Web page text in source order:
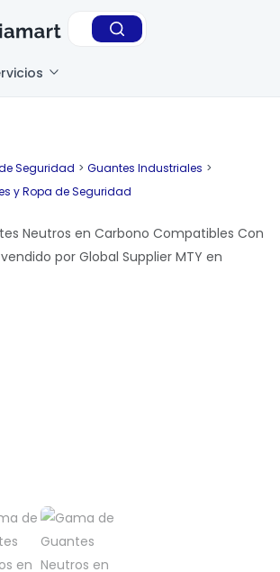
Seguridad > Guantes Industriales >
y Ropa de Seguridad